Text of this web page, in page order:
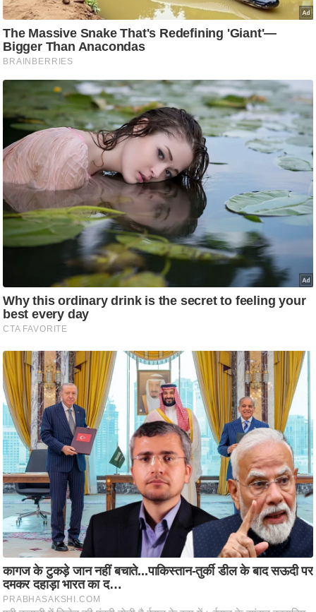
ष
ण
स
म
सा
म
यि
क
मा
तृ
भू
मि
स्तं
म
.
आ
र
.
आ
ई
.
चा
य
प
र
स
मी
क्षा
ध
र्म